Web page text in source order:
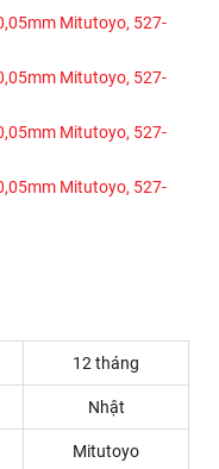
12 tháng
Nhật
Mitutoyo